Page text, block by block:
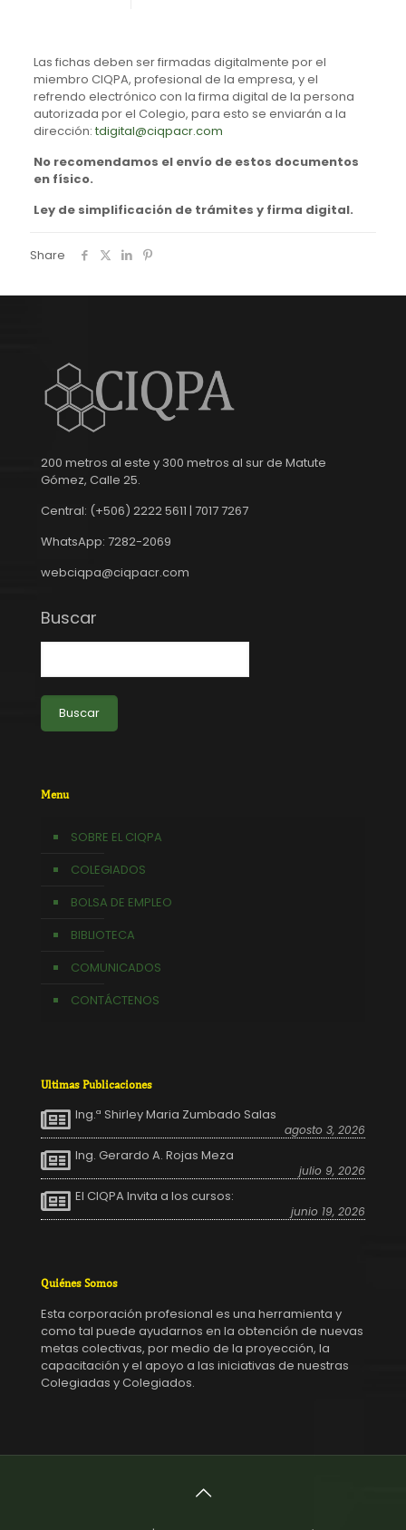
Las fichas deben ser firmadas digitalmente por el
miembro CIQPA, profesional de la empresa, y el
refrendo electrónico con la firma digital de la persona
autorizada por el Colegio, para esto se enviarán a la
dirección: tdigital@ciqpacr.com
No recomendamos el envío de estos documentos
en físico.
Ley de simplificación de trámites y firma digital.
Share
200 metros al este y 300 metros al sur de Matute
Gómez, Calle 25.
Central: (+506) 2222 5611 | 7017 7267
WhatsApp: 7282-2069
webciqpa@ciqpacr.com
Buscar
Buscar
Menu
SOBRE EL CIQPA
COLEGIADOS
BOLSA DE EMPLEO
BIBLIOTECA
COMUNICADOS
CONTÁCTENOS
Ultimas Publicaciones
Ing.ª Shirley Maria Zumbado Salas
agosto 3, 2026
Ing. Gerardo A. Rojas Meza
julio 9, 2026
El CIQPA Invita a los cursos:
junio 19, 2026
Quiénes Somos
Esta corporación profesional es una herramienta y
como tal puede ayudarnos en la obtención de nuevas
metas colectivas, por medio de la proyección, la
capacitación y el apoyo a las iniciativas de nuestras
Colegiadas y Colegiados.